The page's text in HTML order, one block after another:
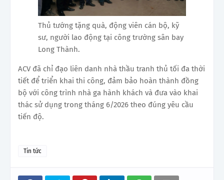
Thủ tướng tặng quà, động viên cán bộ, kỹ
sư, người lao động tại công trường sân bay
Long Thành.
ACV đã chỉ đạo liên danh nhà thầu tranh thủ tối đa thời
tiết để triển khai thi công, đảm bảo hoàn thành đồng
bộ với công trình nhà ga hành khách và đưa vào khai
thác sử dụng trong tháng 6/2026 theo đúng yêu cầu
tiến độ.
Tin tức